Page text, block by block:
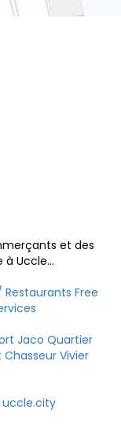
et des
Uccle...
Restaurants Free
Jaco Quartier
Chasseur Vivier
uccle.city